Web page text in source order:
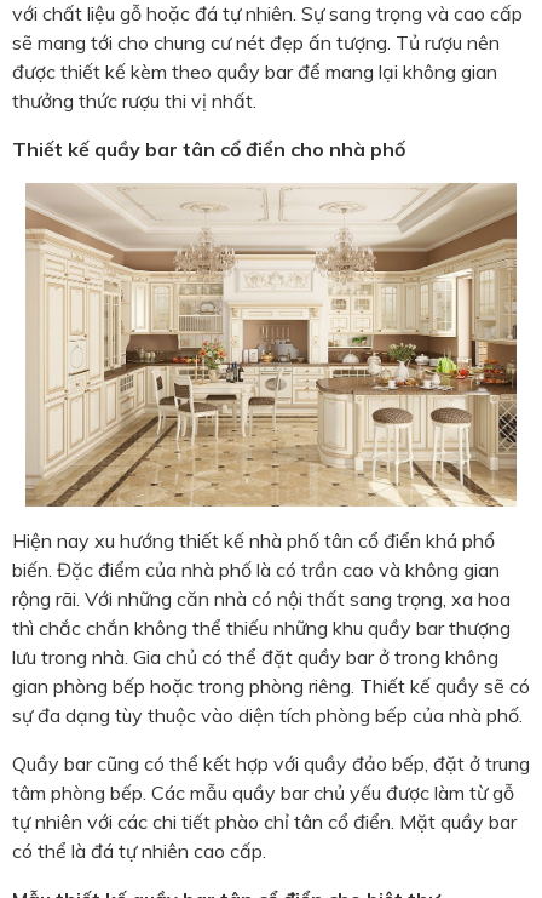
với chất liệu gỗ hoặc đá tự nhiên. Sự sang trọng và cao cấp
sẽ mang tới cho chung cư nét đẹp ấn tượng. Tủ rượu nên
được thiết kế kèm theo quầy bar để mang lại không gian
thưởng thức rượu thi vị nhất.
Thiết kế quầy bar tân cổ điển cho nhà phố
Hiện nay xu hướng thiết kế nhà phố tân cổ điển khá phổ
biến. Đặc điểm của nhà phố là có trần cao và không gian
rộng rãi. Với những căn nhà có nội thất sang trọng, xa hoa
thì chắc chắn không thể thiếu những khu quầy bar thượng
lưu trong nhà. Gia chủ có thể đặt quầy bar ở trong không
gian phòng bếp hoặc trong phòng riêng. Thiết kế quầy sẽ có
sự đa dạng tùy thuộc vào diện tích phòng bếp của nhà phố.
Quầy bar cũng có thể kết hợp với quầy đảo bếp, đặt ở trung
tâm phòng bếp. Các mẫu quầy bar chủ yếu được làm từ gỗ
tự nhiên với các chi tiết phào chỉ tân cổ điển. Mặt quầy bar
có thể là đá tự nhiên cao cấp.